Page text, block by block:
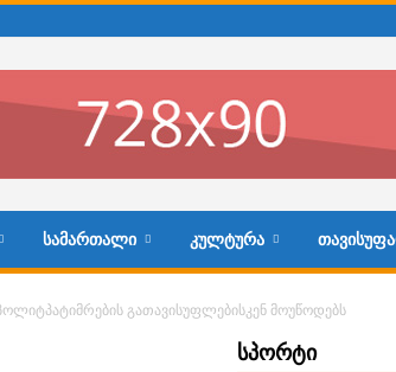
ᲡᲐᲛᲐᲠᲗᲐᲚᲘ ᲙᲣᲚᲢᲣᲠᲐ
გათავისუფლებისკენ მოუწოდებს
ᲡᲞᲝᲠᲢᲘ